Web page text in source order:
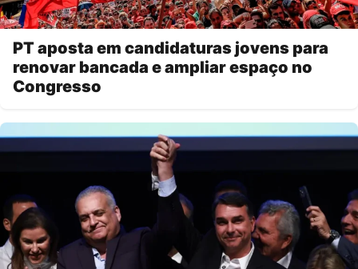
PT aposta em candidaturas jovens para
renovar bancada e ampliar espaço no
Congresso